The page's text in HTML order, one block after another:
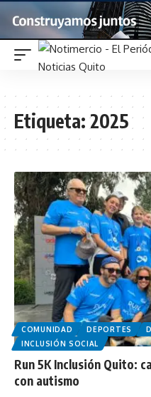
Etiqueta:2025
COMUNIDAD DEPORTES
INCLUSIÓN SOCIAL
Run 5K Inclusión Quito:
con autismo